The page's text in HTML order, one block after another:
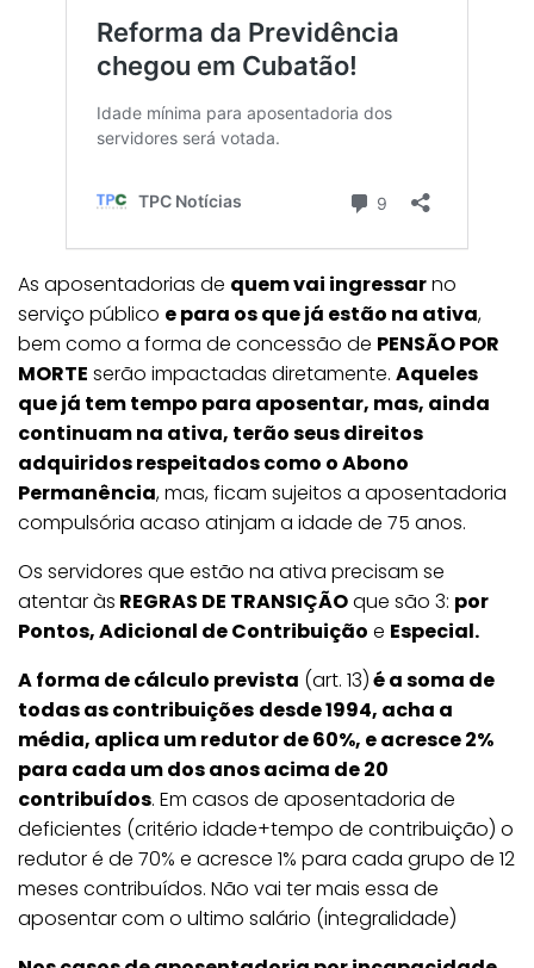
As aposentadorias de quem vai ingressarno
serviço público e para os que já estão na ativa,
bem como a forma de concessão de PENSÃO POR
MORTE serão impactadas diretamente. Aqueles
que já tem tempo para aposentar, mas, ainda
continuam na ativa, terão seus direitos
adquiridos respeitados como o Abono
Permanência, mas, ficam sujeitos a aposentadoria
compulsória acaso atinjam a idade de 75 anos.
Os servidores que estão na ativa precisam se
atentar às REGRAS DE TRANSIÇÃOque são 3: por
Pontos, Adicional de Contribuição e Especial.
A forma de cálculo prevista (art. 13)é a soma de
todas as contribuições desde 1994, acha a
média, aplica um redutor de 60%, e acresce 2%
para cada um dos anos acima de 20
contribuídos. Em casos de aposentadoria de
deficientes (critério idade+tempo de contribuição) o
redutor é de 70% e acresce 1% para cada grupo de 12
meses contribuídos. Não vai ter mais essa de
aposentar com o ultimo salário (integralidade)